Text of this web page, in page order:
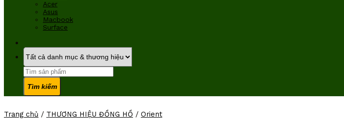
Acer
Asus
Macbook
Surface
Tìm
kiếm:
Trang chủ / THƯƠNG HIỆU ĐỒNG HỒ / Orient